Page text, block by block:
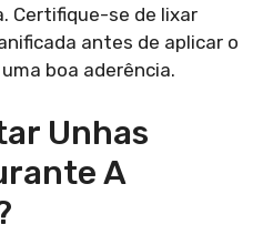
Certifique-se de lixar
antes de aplicar o
boa aderência.
Unhas
A